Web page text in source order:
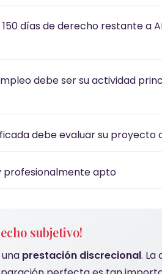
días de derecho restante a
debe ser su actividad
debe evaluar su proyecto
profesionalmente apto
subjetivo!
prestación discrecional. La